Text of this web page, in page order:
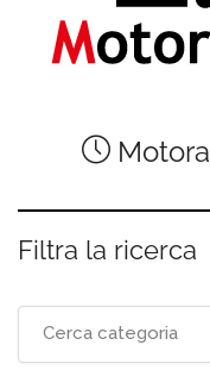
Filtra la ricerca
Cerca categoria